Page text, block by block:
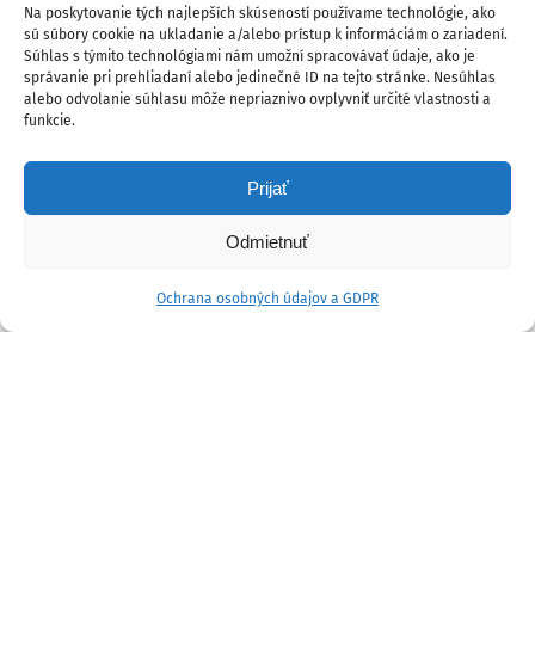
Na poskytovanie tých najlepších skúseností používame technológie, ako
sú súbory cookie na ukladanie a/alebo prístup k informáciám o zariadení.
Súhlas s týmito technológiami nám umožní spracovávať údaje, ako je
správanie pri prehliadaní alebo jedinečné ID na tejto stránke. Nesúhlas
alebo odvolanie súhlasu môže nepriaznivo ovplyvniť určité vlastnosti a
funkcie.
Prijať
Odmietnuť
Ochrana osobných údajov a GDPR